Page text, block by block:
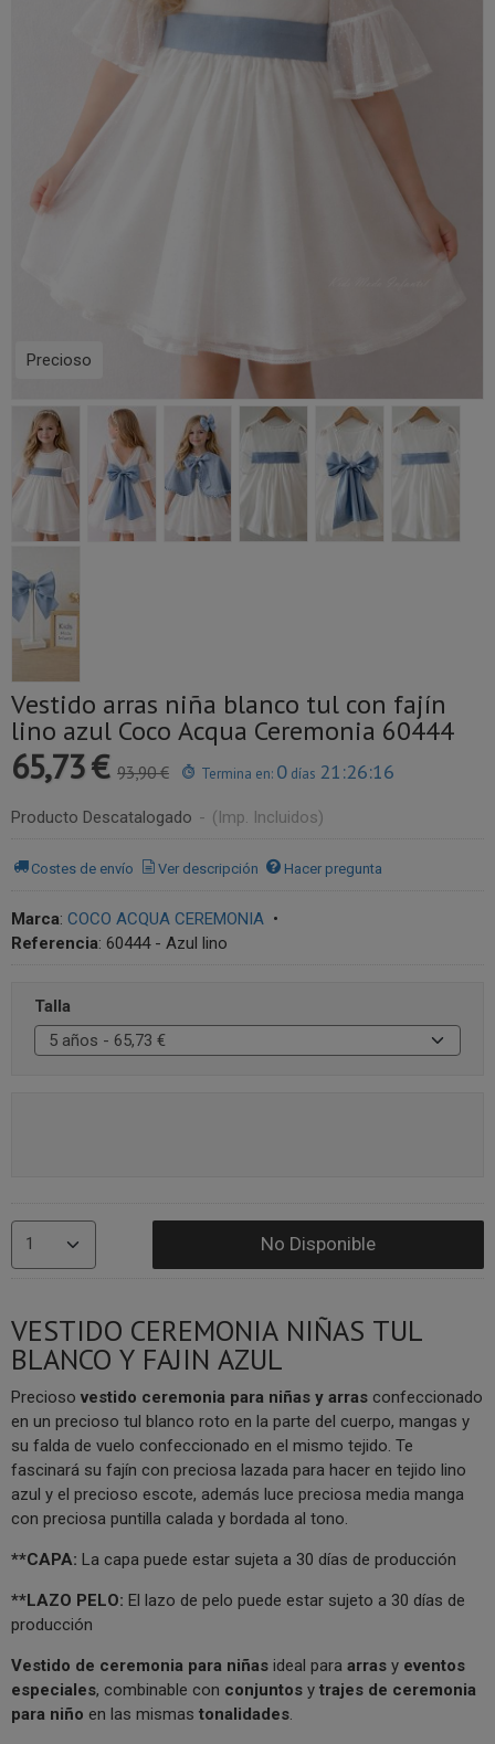
Precioso
Vestido arras niña blanco tul con fajín
lino azul Coco Acqua Ceremonia 60444
65,73 € 93,90 € Termina en: 0 días 21:26:16
Producto Descatalogado - (Imp. Incluidos)
Costes de envío Ver descripción Hacer pregunta
Marca: COCO ACQUA CEREMONIA •
Referencia: 60444 - Azul lino
Talla
No Disponible
VESTIDO CEREMONIA NIÑAS TUL
BLANCO Y FAJIN AZUL
Precioso vestido ceremonia para niñas y arras confeccionado
en un precioso tul blanco roto en la parte del cuerpo, mangas y
su falda de vuelo confeccionado en el mismo tejido. Te
fascinará su fajín con preciosa lazada para hacer en tejido lino
azul y el precioso escote, además luce preciosa media manga
con preciosa puntilla calada y bordada al tono.
**CAPA: La capa puede estar sujeta a 30 días de producción
**LAZO PELO: El lazo de pelo puede estar sujeto a 30 días de
producción
Vestido de ceremonia para niñas ideal para arras y eventos
especiales, combinable con conjuntos y trajes de ceremonia
para niño en las mismas tonalidades.